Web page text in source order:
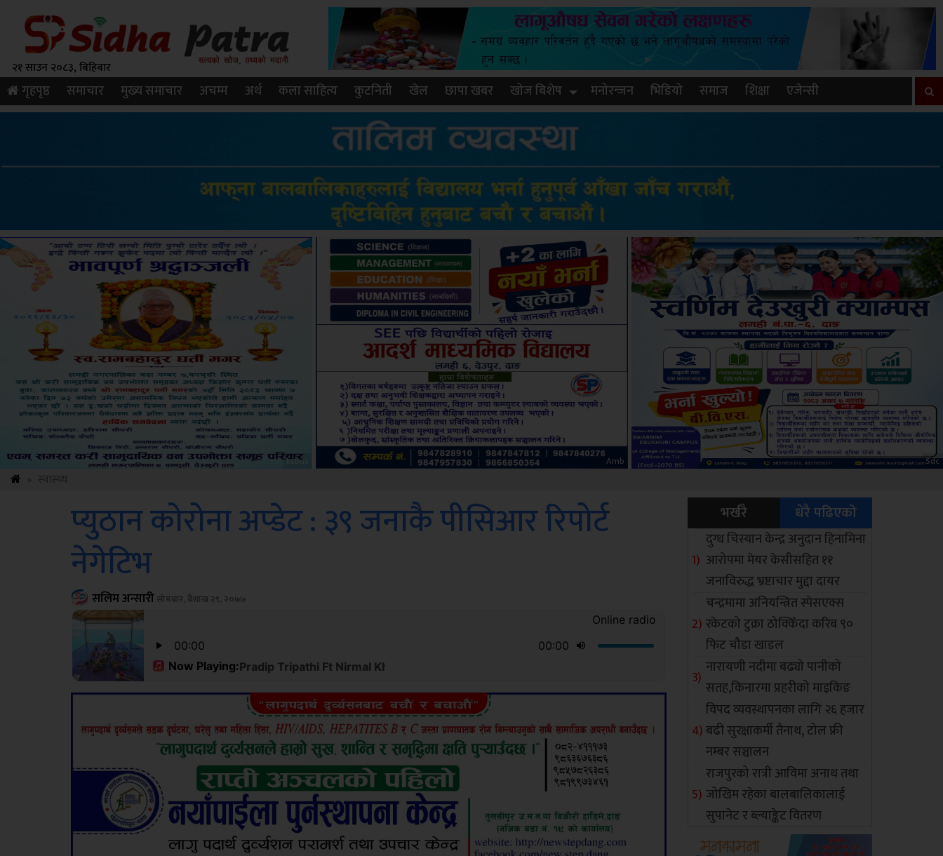
२१ साउन २०८३, बिहिबार
गृहपृष्ठ समाचार मुख्य समाचार अचम्म अर्थ कला साहित्य कुटनिती खेल छापा खबर खोज बिशेष मनोरन्जन भिडियो समाज शिक्षा एजेन्सी
Amb Sdc ksbus
प्युठान कोरोना अप्डेट : ३९ जनाकै पीसिआर रिपोर्ट
नेगेटिभ
सलिम अन्सारीसोमबार, बैशाख २९, २०७७
भर्खरै धेरै पढिएको
दुग्ध चिस्यान केन्द्र अनुदान हिनामिना
आरोपमा मेयर केसीसहित ११
जनाविरुद्ध भ्रष्टाचार मुद्दा दायर
चन्द्रमामा अनियन्त्रित स्पेसएक्स
रकेटको टुक्रा ठोक्किँदा करिब ९०
फिट चौडा खाडल
नारायणी नदीमा बढ्यो पानीको
सतह,किनारमा प्रहरीको माइकिङ
विपद व्यवस्थापनका लागि २६ हजार
बढी सुरक्षाकर्मी तैनाथ, टोल फ्री
नम्बर सञ्चालन
राजपुरको रात्री आविमा अनाथ तथा
जोखिम रहेका बालबालिकालाई
सुपानेट र ब्ल्याङ्केट वितरण